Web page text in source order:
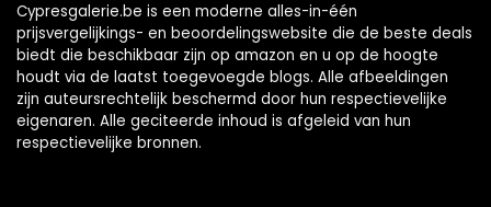
Cypresgalerie.be is een moderne alles-in-één
prijsvergelijkings- en beoordelingswebsite die de beste deals
biedt die beschikbaar zijn op amazon en u op de hoogte
houdt via de laatst toegevoegde blogs. Alle afbeeldingen
zijn auteursrechtelijk beschermd door hun respectievelijke
eigenaren. Alle geciteerde inhoud is afgeleid van hun
respectievelijke bronnen.